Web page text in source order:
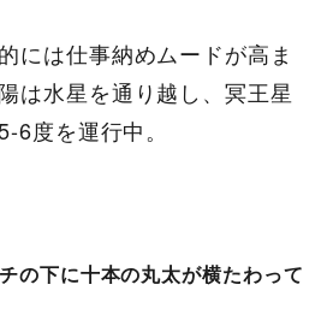
には仕事納めムードが高ま
は水星を通り越し、冥王星
6度を運行中。
の下に十本の丸太が横たわって